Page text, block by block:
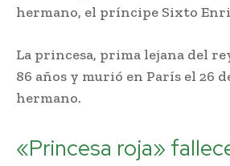
hermano, el príncipe Sixto
La princesa, prima lejana del
86 años y murió en París el 26
hermano.
«Princesa roja»